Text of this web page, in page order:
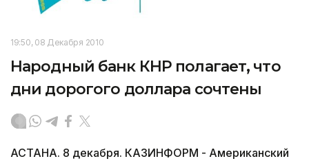
19:50, 08 Декабря 2010
Народный банк КНР полагает, что
дни дорогого доллара сочтены
АСТАНА. 8 декабря. КАЗИНФОРМ - Американский